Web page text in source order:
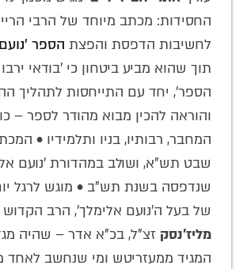
החסידות: מכתב מיוחד של הרבי
לחשיבות הדפסת והפצת הספר
תוך שהוא מביע ביטחון כי 'בודאי
הספר', יחד עם התייחסות לתהליך
והוראה להכין מבוא מהודר לספר –
המחבר, רבותיו, בניו ותלמידיו •
שבט תש"א, ושולב במהדורת 'נועם
שנדפסה בשנת תש"ב • מוגש לרגל
של בעל ה'נועם אלימלך', הרב הקדוש
מליז'נסק זצ"ל, בכ"א אדר – שהיה
המגיד ממעזריטש ומי שנחשב לאחד